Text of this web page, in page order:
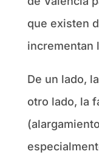
que existen
incrementan
De un lado,
otro lado, la